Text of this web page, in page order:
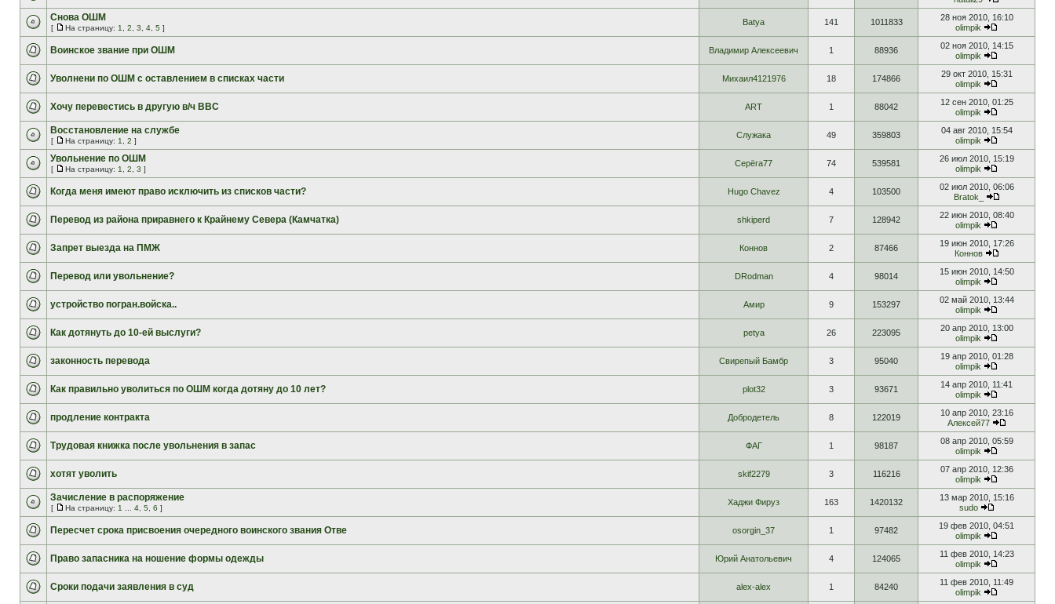
Снова ОШМ
[ На страницу: 1 2 3 4 5 ]
Batya 141 1011833
28 ноя 2010, 16:10
olimpik
Воинское звание при ОШМ Владимир Алексеевич 1 88936
02 ноя 2010, 14:15
olimpik
Уволнени по ОШМ с оставлением в списках части Михаил4121976 18 174866
29 окт 2010, 15:31
olimpik
Хочу перевестись в другую в/ч ВВС ART 1 88042
12 сен 2010, 01:25
olimpik
Восстановление на службе
[ На страницу: 1 2 ]
Служака 49 359803
04 авг 2010, 15:54
olimpik
Увольнение по ОШМ
[ На страницу: 1 2 3 ]
Серёга77 74 539581
26 июл 2010, 15:19
olimpik
Когда меня имеют право исключить из списков части? Hugo Chavez 4 103500
02 июл 2010, 06:06
Bratok_
Перевод из района приравнего к Крайнему Севера (Камчатка) shkiperd 7 128942
22 июн 2010, 08:40
olimpik
Запрет выезда на ПМЖ Коннов 2 87466
19 июн 2010, 17:26
Коннов
Перевод или увольнение? DRodman 4 98014
15 июн 2010, 14:50
olimpik
устройство погран.войска.. Амир 9 153297
02 май 2010, 13:44
olimpik
Как дотянуть до 10-ей выслуги? petya 26 223095
20 апр 2010, 13:00
olimpik
законность перевода Свирепый Бамбр 3 95040
19 апр 2010, 01:28
olimpik
Как правильно уволиться по ОШМ когда дотяну до 10 лет? plot32 3 93671
14 апр 2010, 11:41
olimpik
продление контракта Добродетель 8 122019
10 апр 2010, 23:16
Алексей77
Трудовая книжка после увольнения в запас ФАГ 1 98187
08 апр 2010, 05:59
olimpik
хотят уволить skif2279 3 116216
07 апр 2010, 12:36
olimpik
Зачисление в распоряжение
[ На страницу: 1 4 5 6 ]
Хаджи Фируз 163 1420132
13 мар 2010, 15:16
sudo
Пересчет срока присвоения очередного воинского звания Отве osorgin_37 1 97482
19 фев 2010, 04:51
olimpik
Право запасника на ношение формы одежды Юрий Анатольевич 4 124065
11 фев 2010, 14:23
olimpik
Сроки подачи заявления в суд alex-alex 1 84240
11 фев 2010, 11:49
olimpik